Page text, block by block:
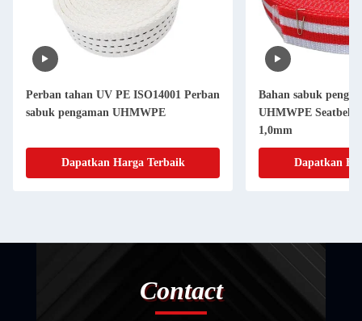
Perban tahan UV PE ISO14001 Perban
sabuk pengaman UHMWPE
Dapatkan Harga Terbaik
Bahan sabuk
UHMWPE Seatbelt
1,0mm
Dapatkan
Contact